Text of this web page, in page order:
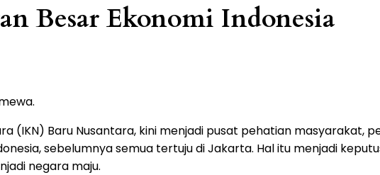
Besar Ekonomi Indonesia
(IKN) Baru Nusantara, kini menjadi pusat pehatian masyarakat,
sebelumnya semua tertuju di Jakarta. Hal itu menjadi
negara maju.